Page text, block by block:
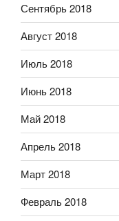
Сентябрь 2018
Август 2018
Июль 2018
Июнь 2018
Май 2018
Апрель 2018
Март 2018
Февраль 2018